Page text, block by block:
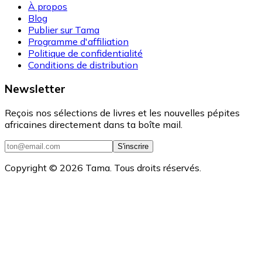
À propos
Blog
Publier sur Tama
Programme d'affiliation
Politique de confidentialité
Conditions de distribution
Newsletter
Reçois nos sélections de livres et les nouvelles pépites
africaines directement dans ta boîte mail.
S'inscrire
Copyright © 2026 Tama. Tous droits réservés.